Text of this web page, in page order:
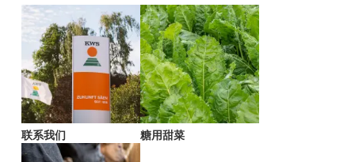
联系我们 糖用甜菜